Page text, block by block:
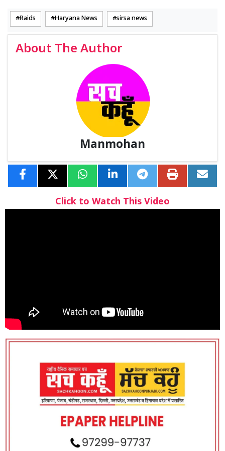
Raids Haryana News sirsa news
About The Author
Manmohan
Click to Watch This Video